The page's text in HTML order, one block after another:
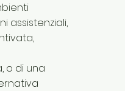
assistenziali,
o di una